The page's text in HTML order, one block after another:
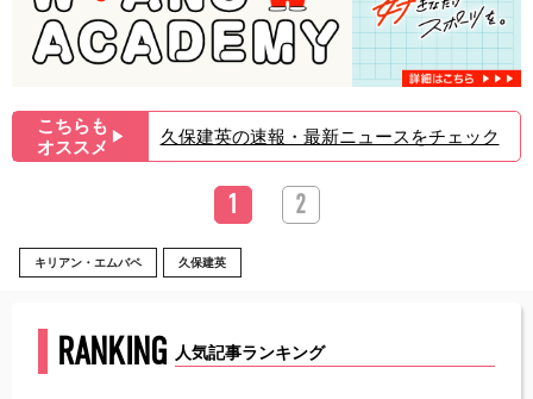
こちらも
オススメ ▶︎ 久保建英の速報・最新ニュースをチェック
1 2
キリアン・エムバペ 久保建英
RANKING 人気記事ランキング